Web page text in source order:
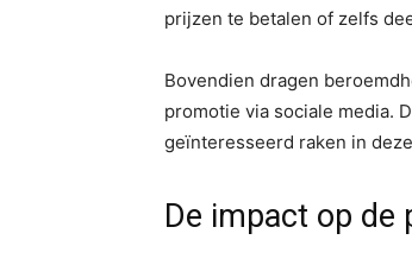
prijzen te betalen of zelfs
Bovendien dragen
promotie via sociale media.
geïnteresseerd raken in
De impact op de